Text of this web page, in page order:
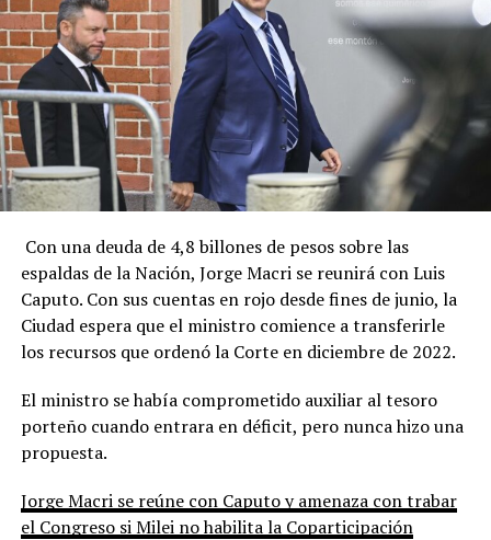
Con una deuda de 4,8 billones de pesos sobre las
espaldas de la Nación, Jorge Macri se reunirá con Luis
Caputo. Con sus cuentas en rojo desde fines de junio, la
Ciudad espera que el ministro comience a transferirle
los recursos que ordenó la Corte en diciembre de 2022.
El ministro se había comprometido auxiliar al tesoro
porteño cuando entrara en déficit, pero nunca hizo una
propuesta.
Jorge Macri se reúne con Caputo y amenaza con trabar
el Congreso si Milei no habilita la Coparticipación